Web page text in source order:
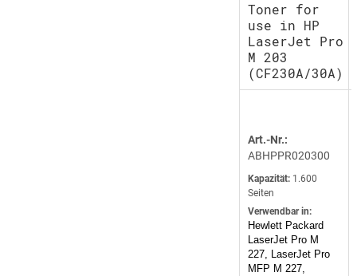
Toner for
use in HP
LaserJet Pro
M 203
(CF230A/30A)
Art.-Nr.:
ABHPPR020300
Kapazität: 1.600
Seiten
Verwendbar in:
Hewlett Packard
LaserJet Pro M
227, LaserJet Pro
MFP M 227,